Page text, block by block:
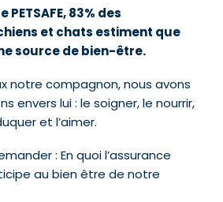
83% des
et chats estiment que
source de bien-être.
notre compagnon, nous avons
envers lui : le soigner, le nourrir,
et l’aimer.
: En quoi l’assurance
au bien être de notre